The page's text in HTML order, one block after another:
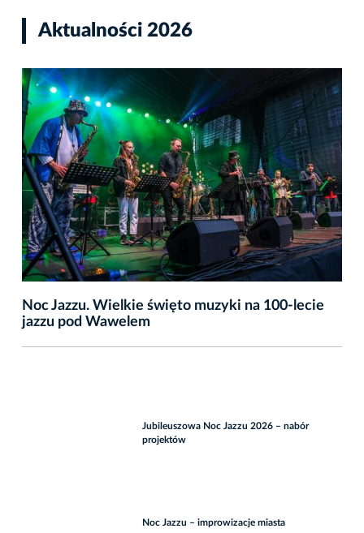
Aktualności 2026
Noc Jazzu. Wielkie święto muzyki na 100-lecie
jazzu pod Wawelem
Jubileuszowa Noc Jazzu 2026 – nabór
projektów
Noc Jazzu – improwizacje miasta